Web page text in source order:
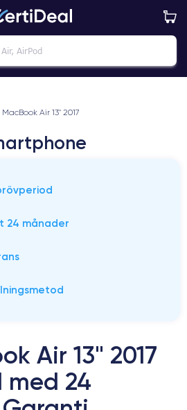
MacBook Air 13" 2017
24 månader
Air 13" 2017
med 24